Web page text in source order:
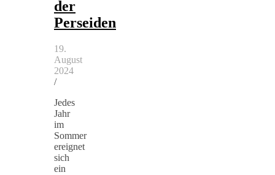
der
Perseiden
19.
August
2024
/
Jedes
Jahr
im
Sommer
ereignet
sich
ein